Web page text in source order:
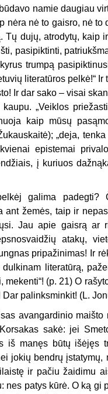
namie daugiau
nėra nė to gaisro, nė
Tų dujų, atrodytų, kaip
pasipiktinti,
trumpą
literatūros pelkė!“
Ir dar sako – visai
„Veiklos
kaip mūsų
„deja,
epistemai
į kuriuos
galima
žemės, taip ir
Jau apie gaisrą ar
atakų,
pripažinimas! Ir
literatūrą,
mekenti“! (p. 21) O
palinksminkit! (L.
avangardinio maišto
sakė: jei
iš manęs būtų išėjęs
jokių bendrų
ir pačiu žaidimu
nes patys kūrė. O ką